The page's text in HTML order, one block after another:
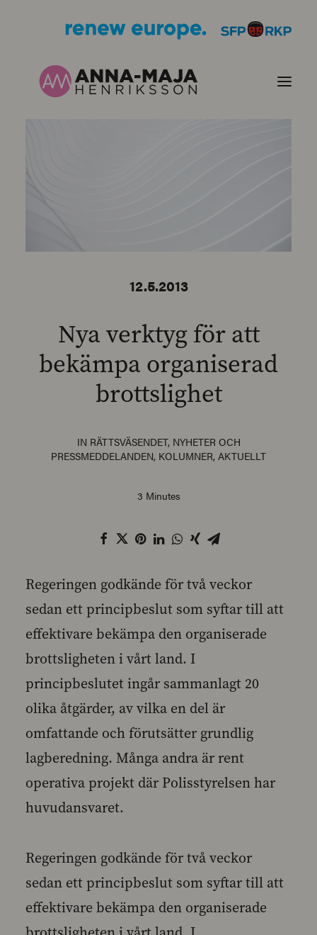
SEARCH
12.5.2013
Nya verktyg för att
bekämpa organiserad
brottslighet
IN RÄTTSVÄSENDET, NYHETER OCH
PRESSMEDDELANDEN, KOLUMNER, AKTUELLT
3 Minutes
Regeringen godkände för två veckor
sedan ett principbeslut som syftar till att
effektivare bekämpa den organiserade
brottsligheten i vårt land. I
principbeslutet ingår sammanlagt 20
olika åtgärder, av vilka en del är
omfattande och förutsätter grundlig
lagberedning. Många andra är rent
operativa projekt där Polisstyrelsen har
huvudansvaret.
Regeringen godkände för två veckor
sedan ett principbeslut som syftar till att
effektivare bekämpa den organiserade